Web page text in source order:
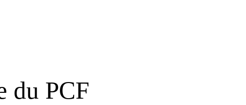
du PCF